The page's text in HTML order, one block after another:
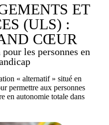
ET
(ULS) :
CŒUR
les personnes en
« alternatif » situé en
permettre aux personnes
en autonomie totale dans